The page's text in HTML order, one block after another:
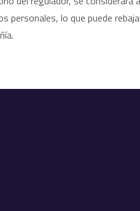
personales, lo que puede